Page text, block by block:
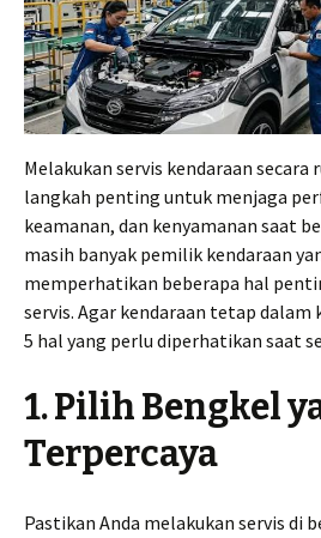
Melakukan servis kendaraan secara
langkah penting untuk menjaga
keamanan, dan kenyamanan saat
masih banyak pemilik kendaraan
memperhatikan beberapa hal
servis. Agar kendaraan tetap
5 hal yang perlu diperhatikan saat
1. Pilih Bengkel
Terpercaya
Pastikan Anda melakukan servis di